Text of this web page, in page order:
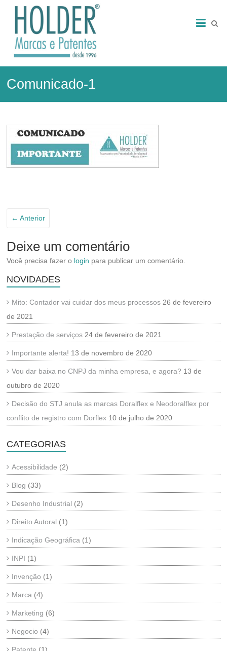
HOLDER
–
Marcas
e
Patentes
Marcas
Patentes
Comunicado-1
← Anterior
Deixe um comentário
Você precisa fazer o login para publicar um comentário.
NOVIDADES
Mito: Contador vai cuidar dos meus processos 26 de fevereiro
de 2021
Prestação de serviços 24 de fevereiro de 2021
Importante alerta! 13 de novembro de 2020
Vou dar baixa no CNPJ da minha empresa, e agora? 13 de
outubro de 2020
Decisão do STJ anula as marcas Doralflex e Neodoralflex por
conflito de registro com Dorflex 10 de julho de 2020
CATEGORIAS
Acessibilidade (2)
Blog (33)
Desenho Industrial (2)
Direito Autoral (1)
Indicação Geográfica (1)
INPI (1)
Invenção (1)
Marca (4)
Marketing (6)
Negocio (4)